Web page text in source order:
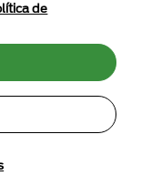
Produits Nestlé S.A.,
permission.
de privacidade
de